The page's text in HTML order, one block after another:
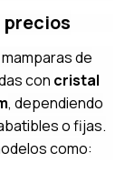
precios
de
con cristal
, dependiendo
o fijas.
como: